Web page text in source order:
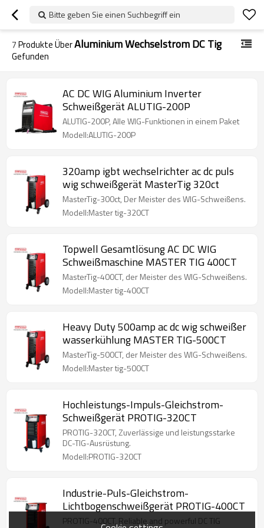
Bitte geben Sie einen Suchbegriff ein
7Produkte ÜberAluminium Wechselstrom DC Tig
Gefunden
AC DC WIG Aluminium Inverter
Schweißgerät ALUTIG-200P
ALUTIG-200P, Alle WIG-Funktionen in einem Paket
Modell:ALUTIG-200P
320amp igbt wechselrichter ac dc puls
wig schweißgerät MasterTig 320ct
MasterTig-300ct, Der Meister des WIG-Schweißens.
Modell:Master tig-320CT
Topwell Gesamtlösung AC DC WIG
Schweißmaschine MASTER TIG 400CT
MasterTig-400CT, der Meister des WIG-Schweißens.
Modell:Master tig-400CT
Heavy Duty 500amp ac dc wig schweißer
wasserkühlung MASTER TIG-500CT
MasterTig-500CT, der Meister des WIG-Schweißens.
Modell:Master tig-500CT
Hochleistungs-Impuls-Gleichstrom-
Schweißgerät PROTIG-320CT
PROTIG-320CT, Zuverlässige und leistungsstarke
DC-TIG-Ausrüstung.
Modell:PROTIG-320CT
Industrie-Puls-Gleichstrom-
Lichtbogenschweißgerät PROTIG-400CT
PROTIG-400CT, Reliable and powerful DC TIG